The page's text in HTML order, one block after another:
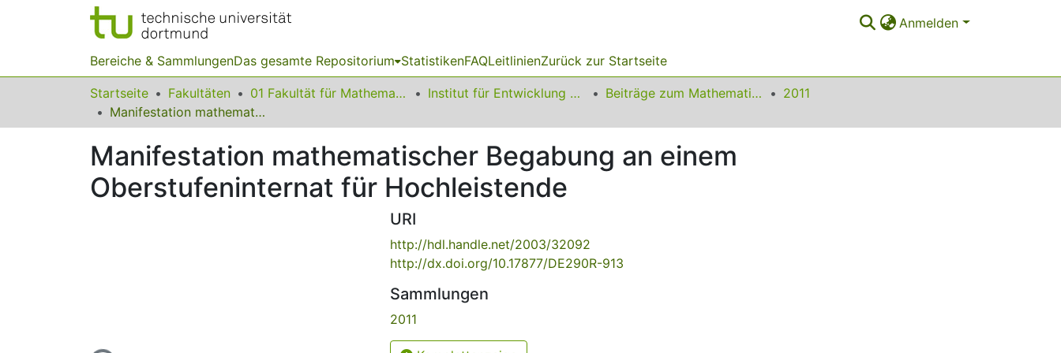
Anmelden
Bereiche & SammlungenDas gesamte Repositorium StatistikenFAQLeitlinienZurück zur Startseite
Startseite Fakultäten 01 Fakultät für Mathematik Institut für Entwicklung und Erforschung des Mathematikunterrichts Beiträge zum Mathematikunterricht
2011
Manifestation mathematischer Begabung an einem Oberstufeninternat für Hochleistende
Manifestation mathematischer Begabung an einem
Oberstufeninternat für Hochleistende
URI
http://hdl.handle.net/2003/32092
http://dx.doi.org/10.17877/DE290R-913
Sammlungen
2011